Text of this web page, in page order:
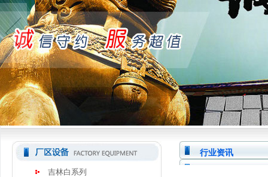
吉林白系列
行业资讯